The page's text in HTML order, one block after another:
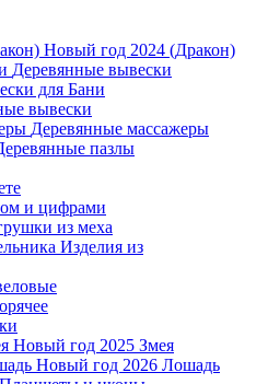
Новый год 2024 (Дракон)
Деревянные вывески
для Бани
вывески
Деревянные массажеры
пазлы
и цифрами
из меха
Изделия из
Новый год 2025 Змея
Новый год 2026 Лошадь